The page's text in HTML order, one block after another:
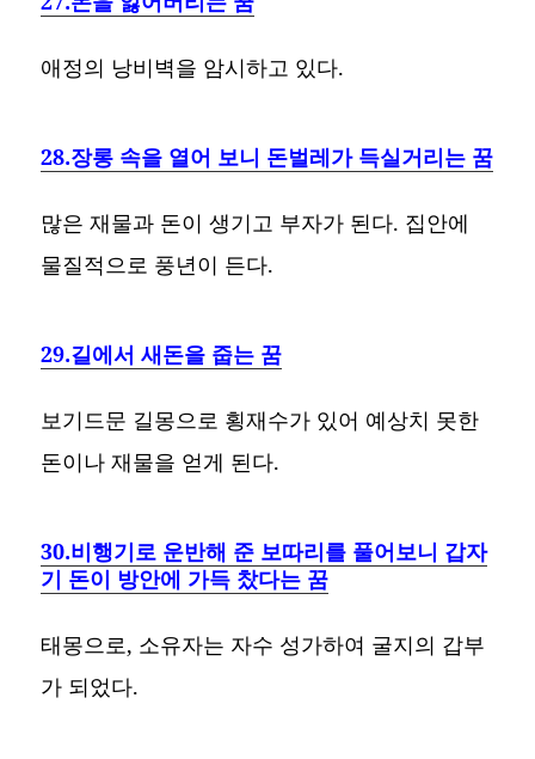
애정의 낭비벽을 암시하고 있다.
28.장롱 속을 열어 보니 돈벌레가 득실거리는 꿈
많은 재물과 돈이 생기고 부자가 된다. 집안에
물질적으로 풍년이 든다.
29.길에서 새돈을 줍는 꿈
보기드문 길몽으로 횡재수가 있어 예상치 못한
돈이나 재물을 얻게 된다.
30.비행기로 운반해 준 보따리를 풀어보니 갑자
기 돈이 방안에 가득 찼다는 꿈
태몽으로, 소유자는 자수 성가하여 굴지의 갑부
가 되었다.